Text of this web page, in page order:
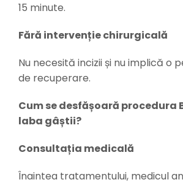
15 minute.
Fără intervenție chirurgicală
Nu necesită incizii și nu implică o
de recuperare.
Cum se desfășoară procedura
laba gâștii?
Consultația medicală
Înaintea tratamentului, medicul